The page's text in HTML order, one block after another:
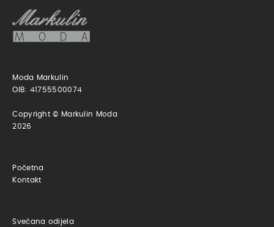
Moda Markulin
OIB: 41755500074
Copyright © Markulin Moda
2026
Početna
Kontakt
Svečana odijela